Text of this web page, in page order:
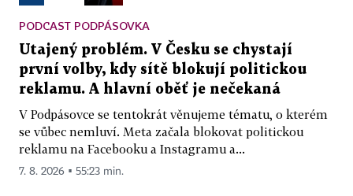
PODCAST PODPÁSOVKA
Utajený problém. V Česku se chystají
první volby, kdy sítě blokují politickou
reklamu. A hlavní oběť je nečekaná
V Podpásovce se tentokrát věnujeme tématu, o kterém
se vůbec nemluví. Meta začala blokovat politickou
reklamu na Facebooku a Instagramu a...
7. 8. 2026 ▪ 55:23 min.